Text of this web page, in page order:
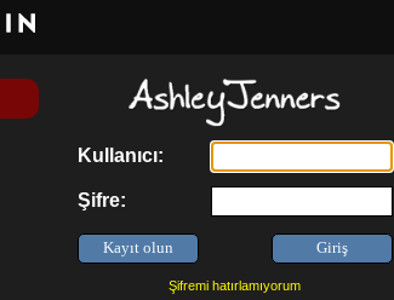
Kullanıcı:
Şifre:
Şifremi hatırlamıyorum